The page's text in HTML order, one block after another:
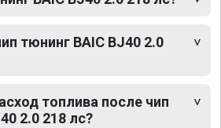
тюнинг BAIC BJ40 2.0
топлива после чип
2.0 218 лс?